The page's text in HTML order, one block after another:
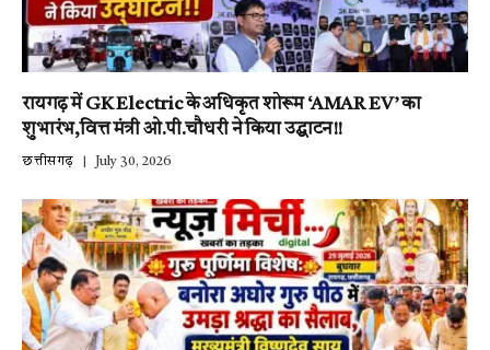
रायगढ़ में GK Electric के अधिकृत शोरूम ‘AMAR EV’ का
शुभारंभ,वित्त मंत्री ओ.पी.चौधरी ने किया उद्घाटन!!
छत्तीसगढ़ July 30, 2026